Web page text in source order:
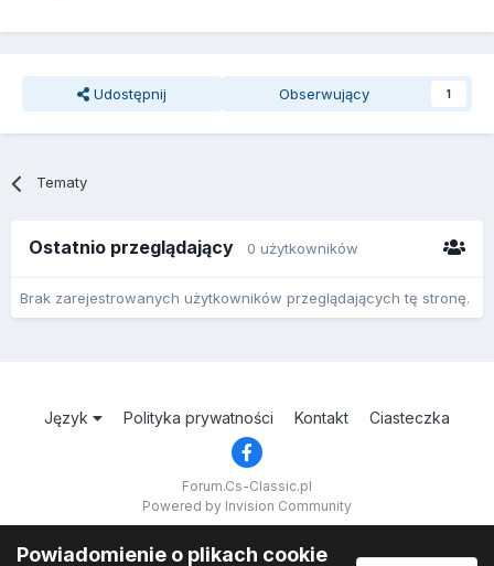
Udostępnij Obserwujący 1
Tematy
Ostatnio przeglądający 0 użytkowników
Brak zarejestrowanych użytkowników przeglądających tę stronę.
Język Polityka prywatności Kontakt Ciasteczka
Forum.Cs-Classic.pl
Powered by Invision Community
Powiadomienie o plikach cookie